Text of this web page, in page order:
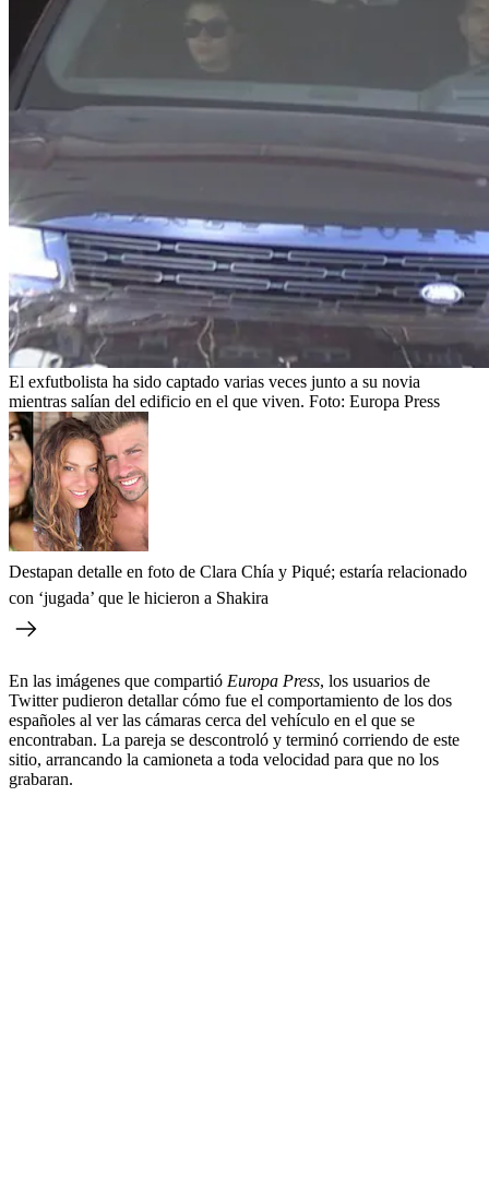
El exfutbolista ha sido captado varias veces junto a su novia
mientras salían del edificio en el que viven. Foto: Europa Press
Destapan detalle en foto de Clara Chía y Piqué; estaría relacionado
con ‘jugada’ que le hicieron a Shakira
En las imágenes que compartió Europa Press, los usuarios de
Twitter pudieron detallar cómo fue el comportamiento de los dos
españoles al ver las cámaras cerca del vehículo en el que se
encontraban. La pareja se descontroló y terminó corriendo de este
sitio, arrancando la camioneta a toda velocidad para que no los
grabaran.